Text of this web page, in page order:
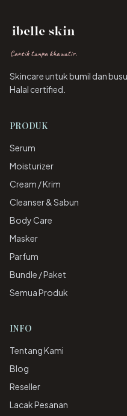
Cantik tanpa khawatir.
Skincare untuk bumil dan
Halal certified.
PRODUK
Serum
Moisturizer
Cream / Krim
Cleanser & Sabun
Body Care
Masker
Parfum
Bundle / Paket
Semua Produk
INFO
Tentang Kami
Blog
Reseller
Lacak Pesanan